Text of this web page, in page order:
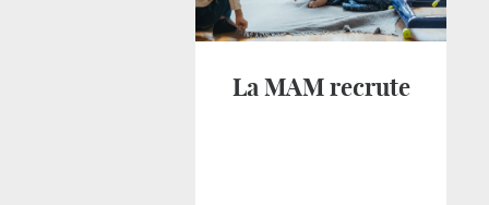
La MAM recrute